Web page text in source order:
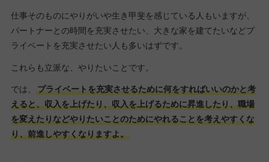
仕事そのものにやりがいや生き甲斐を感じている人もいますが、
パートナーとの時間を充実させたい、大きな家を建てたいなどプ
ライベートを充実させたい人も多いはずです。
これらも立派な、やりたいことです。
では、
プライベートを充実させるために何をすればいいのかと考
えると、収入を上げたり、収入を上げるために昇進したり、職場
を変えたりなどやりたいことのためにやれることを考えやすくな
り、前進しやすくなりますよ。